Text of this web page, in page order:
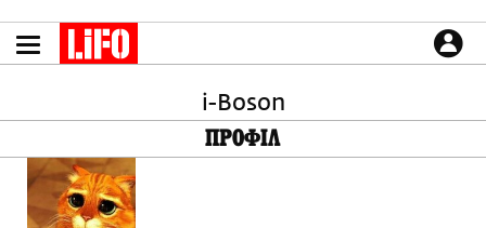
το
περιεχόμενο
CULTURE
ΤΡΟΠΟΣ ΖΩΗΣ
PODCASTS
i-Boson
ΠΡΟΦΙΛ